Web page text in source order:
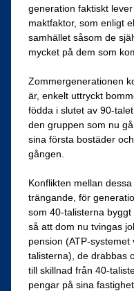
generation faktiskt
maktfaktor, som enligt
samhället såsom de
mycket på dem som
Zommergenerationen
är, enkelt uttryckt
födda i slutet av 90-
den gruppen som nu
sina första bostäder
gången.
Konflikten mellan
trängande, för
som 40-talisterna
så att dom nu tvingas
pension (ATP-
talisterna), de drabbas
till skillnad från 40-
pengar på sina